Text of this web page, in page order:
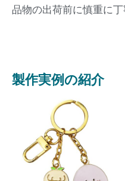
品物の出荷前に慎重に
製作実例の紹介